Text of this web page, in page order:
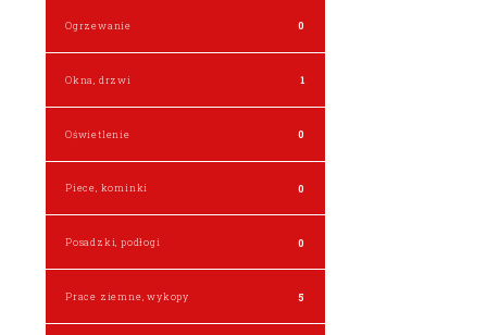
Ogrzewanie 0
Okna, drzwi 1
Oświetlenie 0
Piece, kominki 0
Posadzki, podłogi 0
Prace ziemne, wykopy 5